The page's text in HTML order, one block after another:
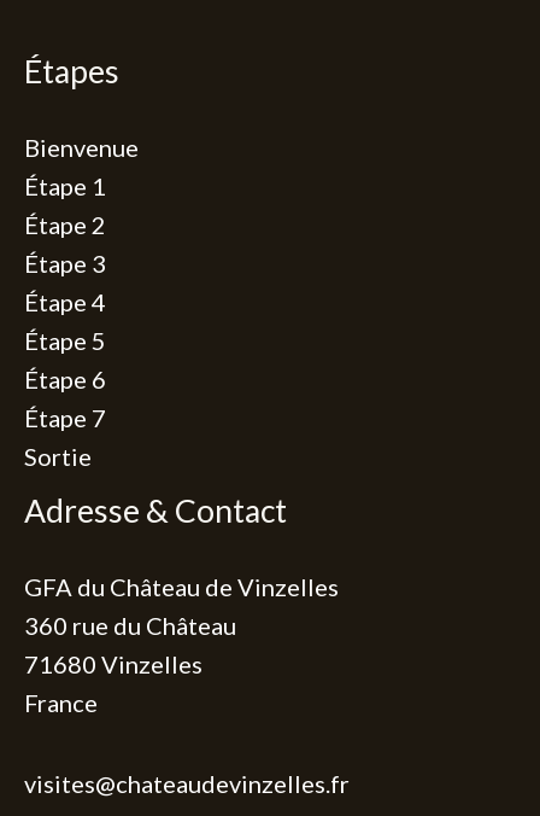
Étapes
Bienvenue
Étape 1
Étape 2
Étape 3
Étape 4
Étape 5
Étape 6
Étape 7
Sortie
Adresse & Contact
GFA du Château de Vinzelles
360 rue du Château
71680 Vinzelles
France
visites@chateaudevinzelles.fr